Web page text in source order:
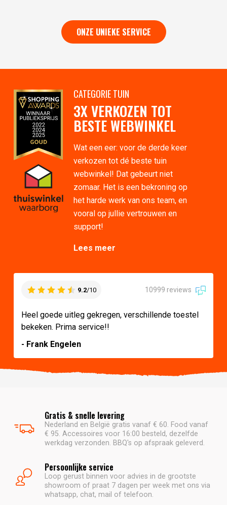
ONZE UNIEKE SERVICE
CATEGORIE TUIN
3X VERKOZEN TOT
BESTE WEBWINKEL
Wat een eer: voor de derde keer
verkozen tot dé beste tuin
webwinkel! Dat gebeurt niet
zomaar. Het is een bekroning op
het harde werk van ons team, en
vooral op jullie vertrouwen en
support!
Lees meer
9.2/10 10999 reviews
Heel goede uitleg gekregen, verschillende toestel
bekeken. Prima service!!
- Frank Engelen
Gratis & snelle levering
Nederland en België gratis vanaf € 60. Food vanaf
€ 95. Accessoires voor 16:00 besteld, dezelfde
werkdag verzonden. BBQ's op afspraak geleverd.
Persoonlijke service
Loop gerust binnen voor advies in de grootste
showroom of praat 7 dagen per week met ons via
whatsapp, chat, mail of telefoon.